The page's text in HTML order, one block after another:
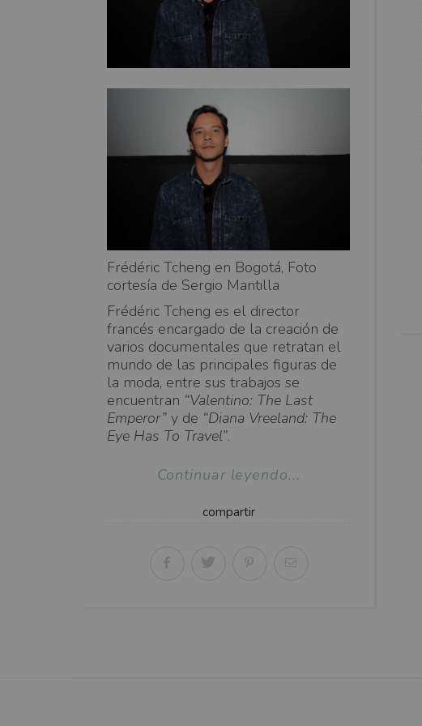
Frédéric Tcheng en Bogotá, Foto
cortesía de Sergio Mantilla
Frédéric Tcheng es el director
francés encargado de la creación de
varios documentales que retratan el
mundo de las principales figuras de
la moda, entre sus trabajos se
encuentran “Valentino: The Last
Emperor” y de “Diana Vreeland: The
Eye Has To Travel”.
Continuar leyendo...
compartir